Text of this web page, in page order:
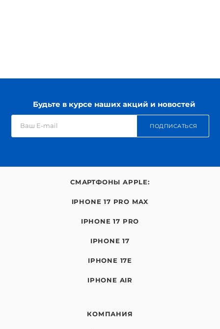
Будьте в курсе наших акций и новостей
ПОДПИСАТЬСЯ
СМАРТФОНЫ APPLE:
IPHONE 17 PRO MAX
IPHONE 17 PRO
IPHONE 17
IPHONE 17E
IPHONE AIR
КОМПАНИЯ